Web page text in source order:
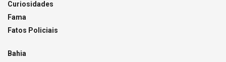
Curiosidades
Fama
Fatos Policiais
Bahia